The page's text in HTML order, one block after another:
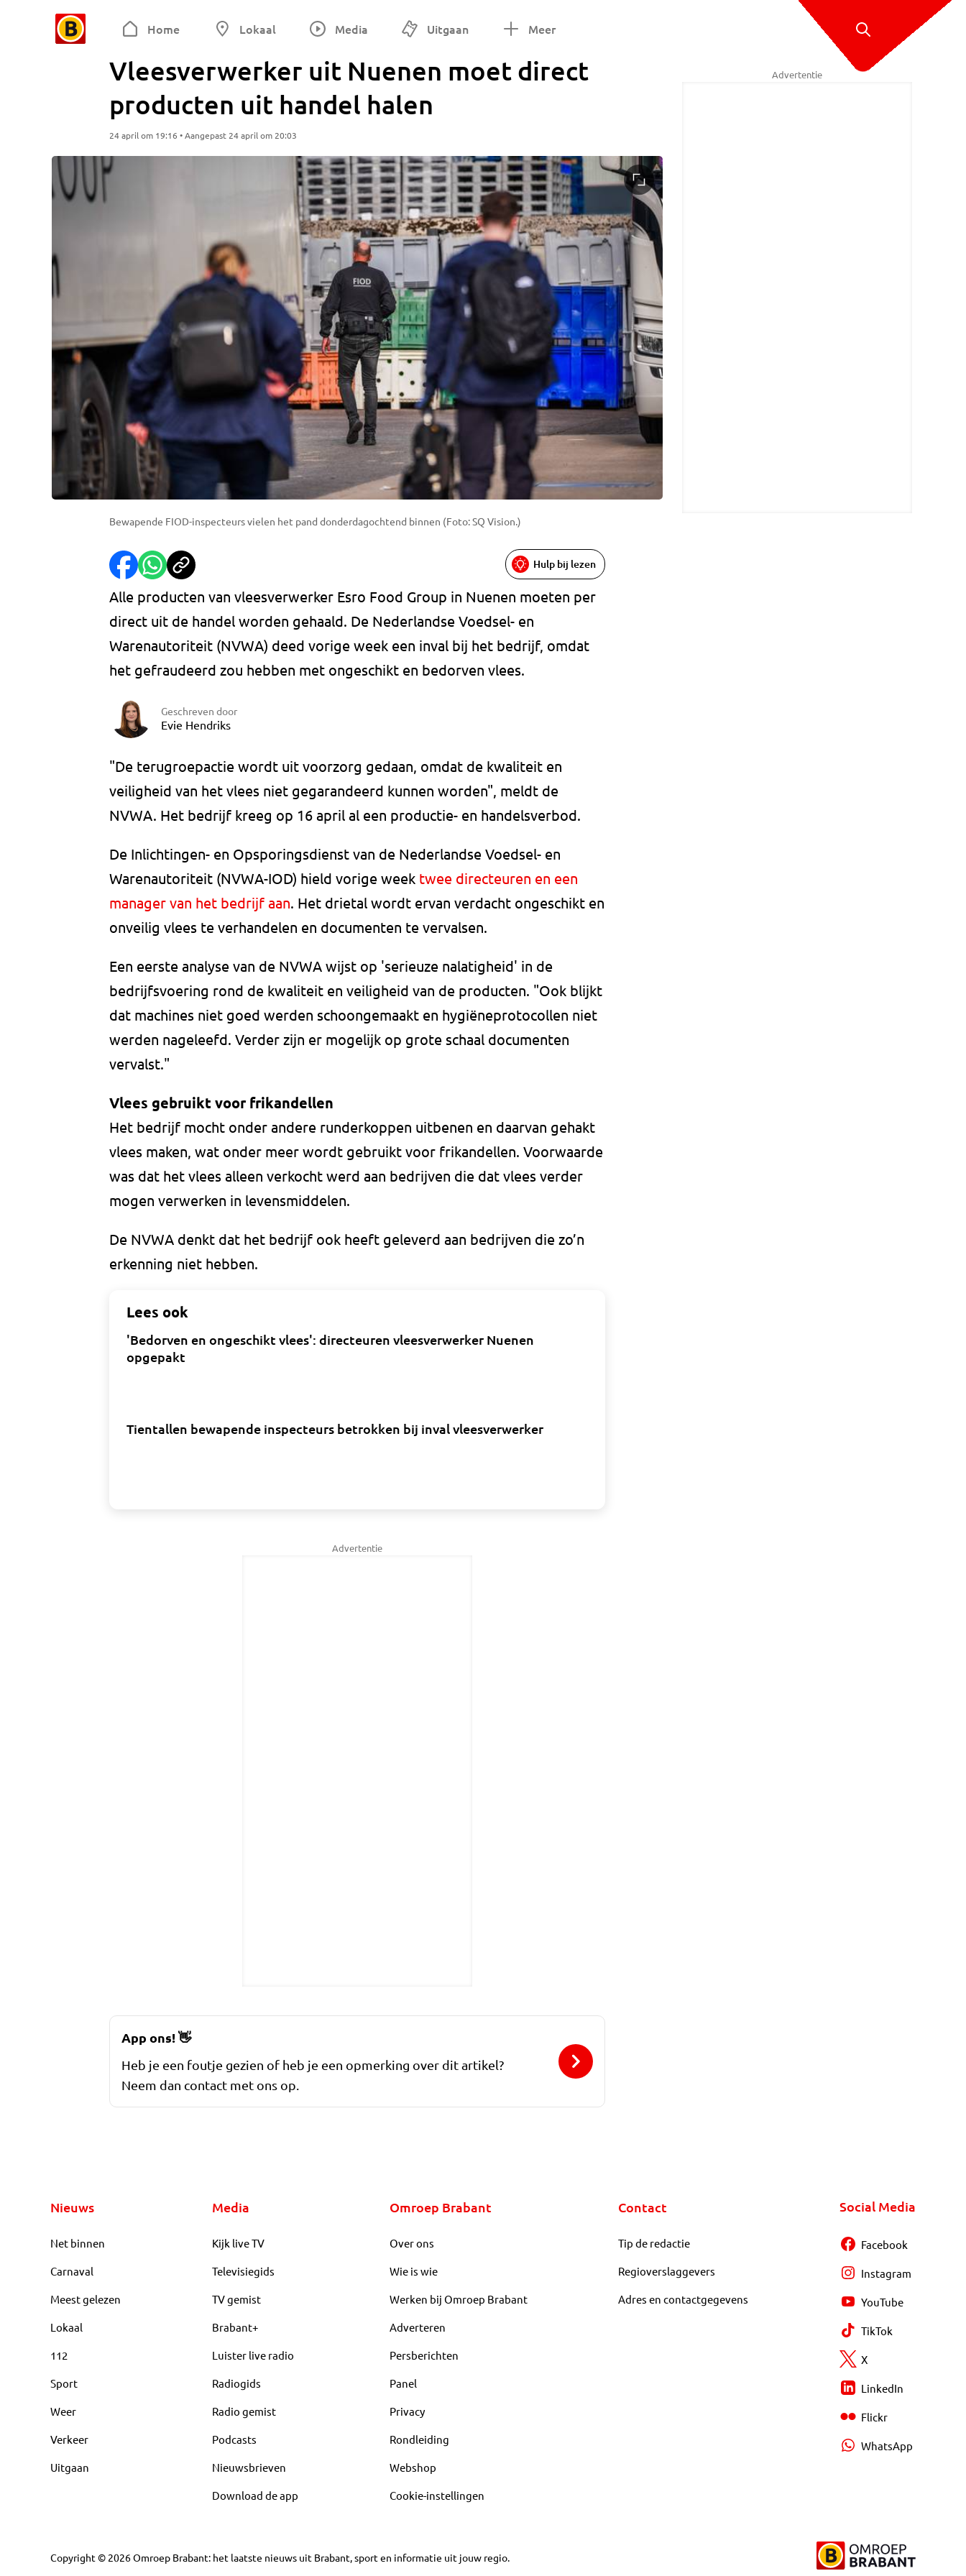
Home Lokaal Media Uitgaan Meer
Vleesverwerker uit Nuenen moet direct
producten uit handel halen
24 april om 19:16 • Aangepast 24 april om 20:03
Bewapende FIOD-inspecteurs vielen het pand donderdagochtend binnen (Foto: SQ Vision.)
Hulp bij lezen
Alle producten van vleesverwerker Esro Food Group in Nuenen moeten per
direct uit de handel worden gehaald. De Nederlandse Voedsel- en
Warenautoriteit (NVWA) deed vorige week een inval bij het bedrijf, omdat
het gefraudeerd zou hebben met ongeschikt en bedorven vlees.
Geschreven door
Evie Hendriks
"De terugroepactie wordt uit voorzorg gedaan, omdat de kwaliteit en
veiligheid van het vlees niet gegarandeerd kunnen worden", meldt de
NVWA. Het bedrijf kreeg op 16 april al een productie- en handelsverbod.
De Inlichtingen- en Opsporingsdienst van de Nederlandse Voedsel- en
Warenautoriteit (NVWA-IOD) hield vorige week twee directeuren en een
manager van het bedrijf aan. Het drietal wordt ervan verdacht ongeschikt en
onveilig vlees te verhandelen en documenten te vervalsen.
Een eerste analyse van de NVWA wijst op 'serieuze nalatigheid' in de
bedrijfsvoering rond de kwaliteit en veiligheid van de producten. "Ook blijkt
dat machines niet goed werden schoongemaakt en hygiëneprotocollen niet
werden nageleefd. Verder zijn er mogelijk op grote schaal documenten
vervalst."
Vlees gebruikt voor frikandellen
Het bedrijf mocht onder andere runderkoppen uitbenen en daarvan gehakt
vlees maken, wat onder meer wordt gebruikt voor frikandellen. Voorwaarde
was dat het vlees alleen verkocht werd aan bedrijven die dat vlees verder
mogen verwerken in levensmiddelen.
De NVWA denkt dat het bedrijf ook heeft geleverd aan bedrijven die zo’n
erkenning niet hebben.
Lees ook
'Bedorven en ongeschikt vlees': directeuren vleesverwerker Nuenen
opgepakt
Tientallen bewapende inspecteurs betrokken bij inval vleesverwerker
Advertentie
Advertentie
App ons!👋
Heb je een foutje gezien of heb je een opmerking over dit artikel?
Neem dan contact met ons op.
Nieuws
Net binnen
Carnaval
Meest gelezen
Lokaal
112
Sport
Weer
Verkeer
Uitgaan
Media
Kijk live TV
Televisiegids
TV gemist
Brabant+
Luister live radio
Radiogids
Radio gemist
Podcasts
Nieuwsbrieven
Download de app
Omroep Brabant
Over ons
Wie is wie
Werken bij Omroep Brabant
Adverteren
Persberichten
Panel
Privacy
Rondleiding
Webshop
Cookie-instellingen
Contact
Tip de redactie
Regioverslaggevers
Adres en contactgegevens
Social Media
Facebook
Instagram
YouTube
TikTok
X
LinkedIn
Flickr
WhatsApp
Copyright © 2026Omroep Brabant: het laatste nieuws uit Brabant, sport en informatie uit jouw regio.